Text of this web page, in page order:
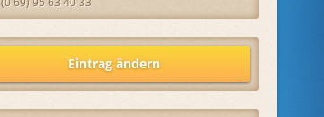
Eintrag ändern